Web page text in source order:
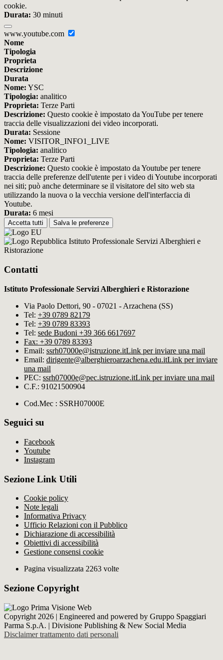
cookie.
Durata: 30 minuti
www.youtube.com
Nome
Tipologia
Proprieta
Descrizione
Durata
Nome: YSC
Tipologia: analitico
Proprieta: Terze Parti
Descrizione: Questo cookie è impostato da YouTube per tenere
traccia delle visualizzazioni dei video incorporati.
Durata: Sessione
Nome: VISITOR_INFO1_LIVE
Tipologia: analitico
Proprieta: Terze Parti
Descrizione: Questo cookie è impostato da Youtube per tenere
traccia delle preferenze dell'utente per i video di Youtube incorporati
nei siti; può anche determinare se il visitatore del sito web sta
utilizzando la nuova o la vecchia versione dell'interfaccia di
Youtube.
Durata: 6 mesi
Accetta tutti Salva le preferenze
Istituto Professionale Servizi Alberghieri e
Ristorazione
Contatti
Istituto Professionale Servizi Alberghieri e Ristorazione
Via Paolo Dettori, 90 - 07021 - Arzachena (SS)
Tel: +39 0789 82179
Tel: +39 0789 83393
Tel: sede Budoni +39 366 6617697
Fax: +39 0789 83393
Email: ssrh07000e@istruzione.itLink per inviare una mail
Email: dirigente@alberghieroarzachena​.edu.itLink per inviare
una mail
PEC: ssrh07000e@pec.istruzione.itLink per inviare una mail
C.F.: 91021500904
Cod.Mec : SSRH07000E
Seguici su
Facebook
Youtube
Instagram
Sezione Link Utili
Cookie policy
Note legali
Informativa Privacy
Ufficio Relazioni con il Pubblico
Dichiarazione di accessibilità
Obiettivi di accessibilità
Gestione consensi cookie
Pagina visualizzata 2263 volte
Sezione Copyright
Copyright 2026 | Engineered and powered by Gruppo Spaggiari
Parma S.p.A. | Divisione Publishing & New Social Media
Disclaimer trattamento dati personali